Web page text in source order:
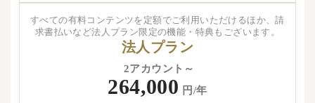
すべての有料コンテンツを定額でご利用いただけるほか、請
求書払いなど法人プラン限定の機能・特典もございます。
法人プラン
2アカウント～
264,000 円/年